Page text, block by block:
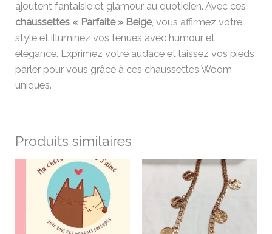
ajoutent fantaisie et glamour au quotidien. Avec ces
chaussettes « Parfaite » Beige, vous affirmez votre
style et illuminez vos tenues avec humour et
élégance. Exprimez votre audace et laissez vos pieds
parler pour vous grâce à ces chaussettes Woom
uniques.
Produits similaires